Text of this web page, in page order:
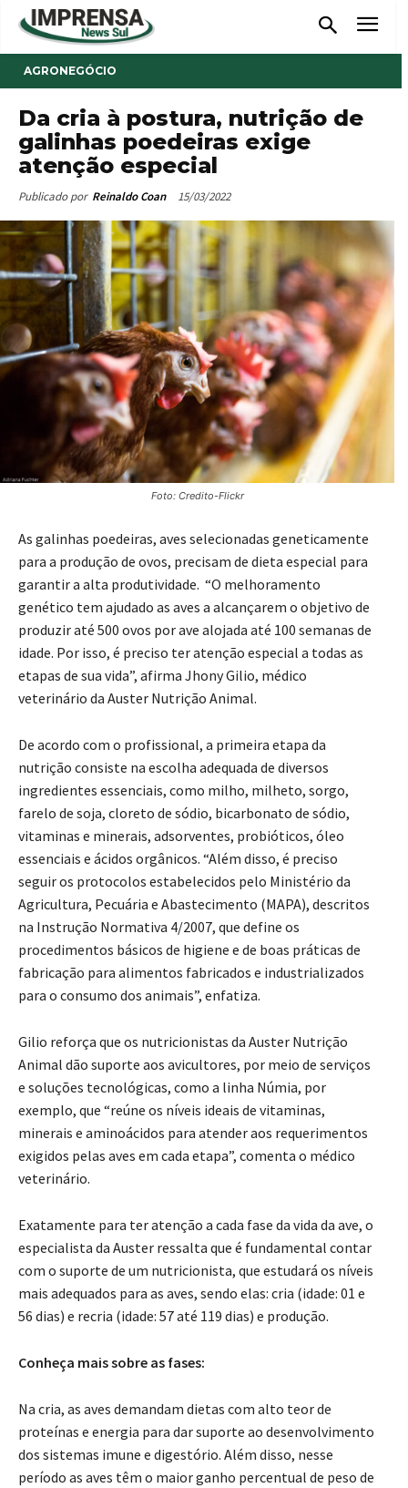
AGRONEGÓCIO
Da cria à postura, nutrição de
galinhas poedeiras exige
atenção especial
Publicado por Reinaldo Coan 15/03/2022
Foto: Credito-Flickr
As galinhas poedeiras, aves selecionadas geneticamente
para a produção de ovos, precisam de dieta especial para
garantir a alta produtividade. “O melhoramento
genético tem ajudado as aves a alcançarem o objetivo de
produzir até 500 ovos por ave alojada até 100 semanas de
idade. Por isso, é preciso ter atenção especial a todas as
etapas de sua vida”, afirma Jhony Gilio, médico
veterinário da Auster Nutrição Animal.
De acordo com o profissional, a primeira etapa da
nutrição consiste na escolha adequada de diversos
ingredientes essenciais, como milho, milheto, sorgo,
farelo de soja, cloreto de sódio, bicarbonato de sódio,
vitaminas e minerais, adsorventes, probióticos, óleo
essenciais e ácidos orgânicos. “Além disso, é preciso
seguir os protocolos estabelecidos pelo Ministério da
Agricultura, Pecuária e Abastecimento (MAPA), descritos
na Instrução Normativa 4/2007, que define os
procedimentos básicos de higiene e de boas práticas de
fabricação para alimentos fabricados e industrializados
para o consumo dos animais”, enfatiza.
Gilio reforça que os nutricionistas da Auster Nutrição
Animal dão suporte aos avicultores, por meio de serviços
e soluções tecnológicas, como a linha Númia, por
exemplo, que “reúne os níveis ideais de vitaminas,
minerais e aminoácidos para atender aos requerimentos
exigidos pelas aves em cada etapa”, comenta o médico
veterinário.
Exatamente para ter atenção a cada fase da vida da ave, o
especialista da Auster ressalta que é fundamental contar
com o suporte de um nutricionista, que estudará os níveis
mais adequados para as aves, sendo elas: cria (idade: 01 e
56 dias) e recria (idade: 57 até 119 dias) e produção.
Conheça mais sobre as fases:
Na cria, as aves demandam dietas com alto teor de
proteínas e energia para dar suporte ao desenvolvimento
dos sistemas imune e digestório. Além disso, nesse
período as aves têm o maior ganho percentual de peso de